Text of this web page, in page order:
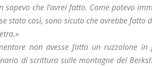
sapevo che l’avrei fatto. Come potevo
stato così, sono sicuto che avrebbe
non avesse fatto un ruzzolone
di scrittura sulle montagne del